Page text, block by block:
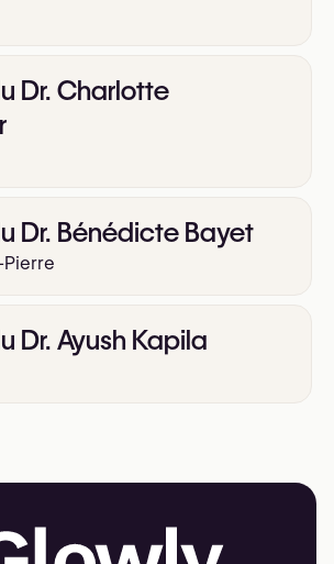
Dr. Charlotte
Dr. Bénédicte Bayet
Dr. Ayush Kapila